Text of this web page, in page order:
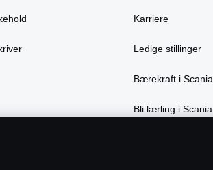
Karriere
Ledige stillinger
Bærekraft i Scania
Bli lærling i Scania